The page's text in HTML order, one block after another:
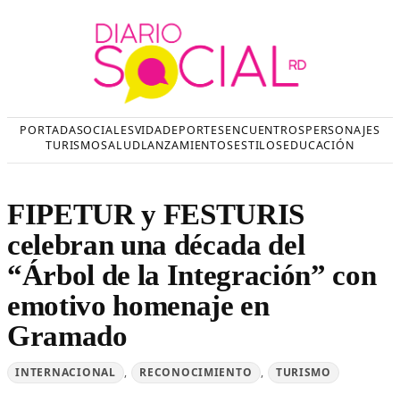
PORTADASOCIALESVIDADEPORTESENCUENTROSPERSONAJES
TURISMOSALUDLANZAMIENTOSESTILOSEDUCACIÓN
FIPETUR y FESTURIS
celebran una década del
“Árbol de la Integración” con
emotivo homenaje en
Gramado
INTERNACIONAL , RECONOCIMIENTO , TURISMO